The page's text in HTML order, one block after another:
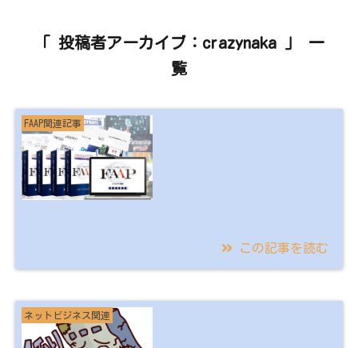
「 投稿者アーカイブ：crazynaka 」 一
覧
FAAP関連記事
FAAPの効果や口コミ
は？実際に使ってみた
感想【本当に使え
この記事を読む
ネットビジネス関連